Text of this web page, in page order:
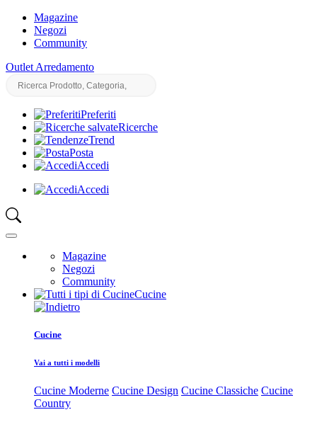
Magazine
Negozi
Community
Outlet Arredamento
Preferiti
Ricerche
Trend
Posta
Accedi
Accedi
Magazine
Negozi
Community
Cucine
Cucine
Vai a tutti i modelli
Cucine Moderne Cucine Design Cucine Classiche Cucine
Country